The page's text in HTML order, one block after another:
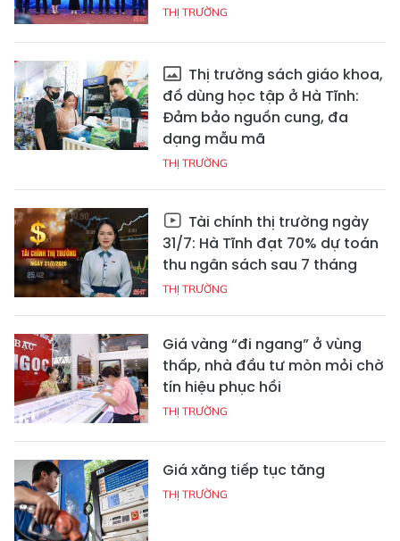
THỊ TRƯỜNG
Thị trường sách giáo khoa,
đồ dùng học tập ở Hà Tĩnh:
Đảm bảo nguồn cung, đa
dạng mẫu mã
THỊ TRƯỜNG
Tài chính thị trường ngày
31/7: Hà Tĩnh đạt 70% dự toán
thu ngân sách sau 7 tháng
THỊ TRƯỜNG
Giá vàng “đi ngang” ở vùng
thấp, nhà đầu tư mòn mỏi chờ
tín hiệu phục hồi
THỊ TRƯỜNG
Giá xăng tiếp tục tăng
THỊ TRƯỜNG